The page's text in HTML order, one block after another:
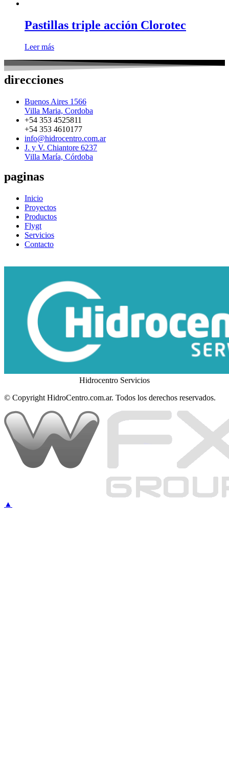
Pastillas triple acción Clorotec
Leer más
direcciones
Buenos Aires 1566
Villa Maria, Cordoba
+54 353 4525811
+54 353 4610177
info@hidrocentro.com.ar
J. y V. Chiantore 6237
Villa María, Córdoba
paginas
Inicio
Proyectos
Productos
Flygt
Servicios
Contacto
Hidrocentro Servicios
© Copyright HidroCentro.com.ar. Todos los derechos reservados.
▲